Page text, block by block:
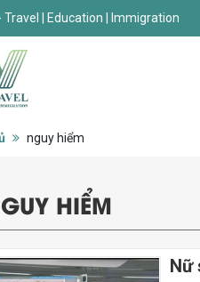
Travel | Education | Immigration
nguy hiểm
HIỂM
Nữ